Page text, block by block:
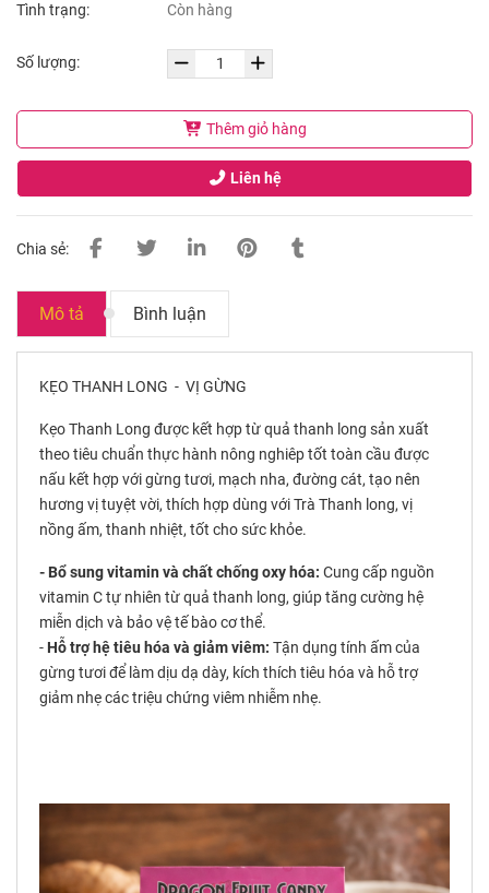
Tình trạng: Còn hàng
Số lượng:
Thêm giỏ hàng
Liên hệ
Chia sẻ:
Mô tả Bình luận
KẸO THANH LONG - VỊ GỪNG
Kẹo Thanh Long được kết hợp từ quả thanh long sản xuất
theo tiêu chuẩn thực hành nông nghiêp tốt toàn cầu được
nấu kết hợp với gừng tươi, mạch nha, đường cát, tạo nên
hương vị tuyệt vời, thích hợp dùng với Trà Thanh long, vị
nồng ấm, thanh nhiệt, tốt cho sức khỏe.
- Bổ sung vitamin và chất chống oxy hóa: Cung cấp nguồn
vitamin C tự nhiên từ quả thanh long, giúp tăng cường hệ
miễn dịch và bảo vệ tế bào cơ thể.
- Hỗ trợ hệ tiêu hóa và giảm viêm: Tận dụng tính ấm của
gừng tươi để làm dịu dạ dày, kích thích tiêu hóa và hỗ trợ
giảm nhẹ các triệu chứng viêm nhiễm nhẹ.